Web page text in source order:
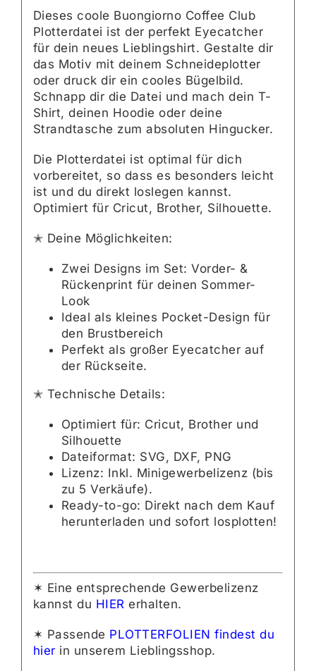
Dieses coole Buongiorno Coffee Club
Plotterdatei ist der perfekt Eyecatcher
für dein neues Lieblingshirt. Gestalte dir
das Motiv mit deinem Schneideplotter
oder druck dir ein cooles Bügelbild.
Schnapp dir die Datei und mach dein T-
Shirt, deinen Hoodie oder deine
Strandtasche zum absoluten Hingucker.
Die Plotterdatei ist optimal für dich
vorbereitet, so dass es besonders leicht
ist und du direkt loslegen kannst.
Optimiert für Cricut, Brother, Silhouette.
✭ Deine Möglichkeiten:
Zwei Designs im Set: Vorder- &
Rückenprint für deinen Sommer-
Look
Ideal als kleines Pocket-Design für
den Brustbereich
Perfekt als großer Eyecatcher auf
der Rückseite.
✭ Technische Details:
Optimiert für: Cricut, Brother und
Silhouette
Dateiformat: SVG, DXF, PNG
Lizenz: Inkl. Minigewerbelizenz (bis
zu 5 Verkäufe).
Ready-to-go: Direkt nach dem Kauf
herunterladen und sofort losplotten!
✶ Eine entsprechende Gewerbelizenz
kannst du HIER erhalten.
✶ Passende PLOTTERFOLIEN findest du
hier in unserem Lieblingsshop.